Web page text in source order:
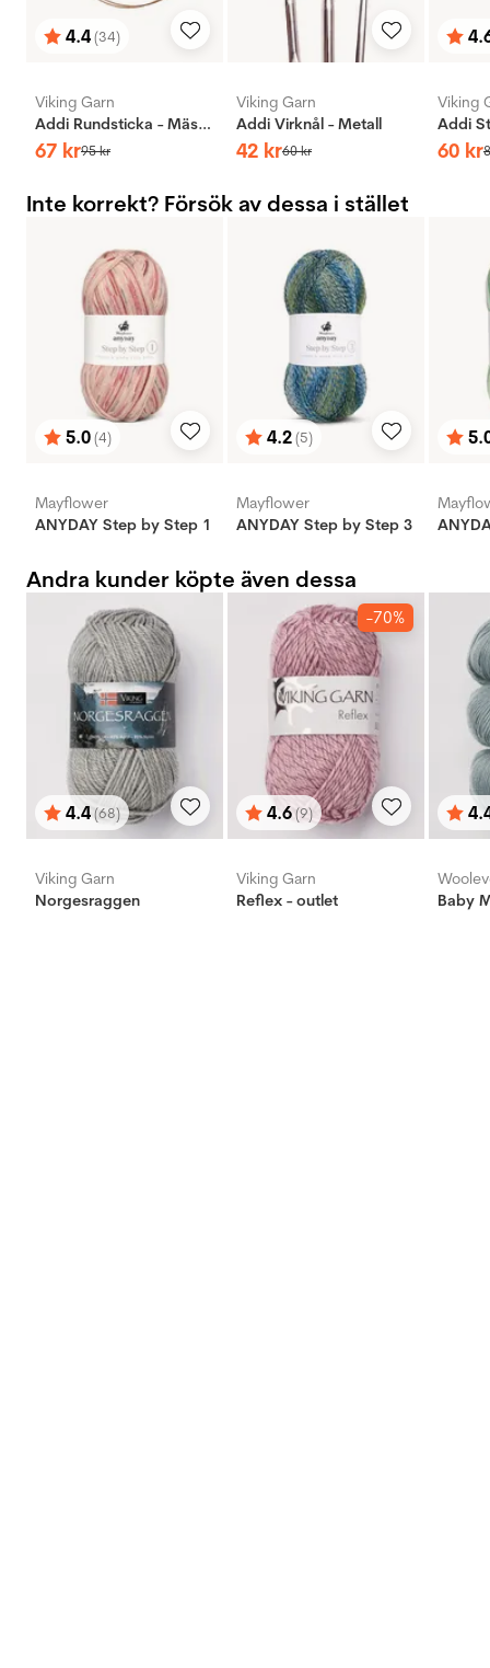
Betyg:
4.4(34)
utav 5 stjärnor
Viking Garn
Addi Rundsticka - Mässing
67 kr95kr
Viking Garn
Addi Virknål - Metall
42 kr60kr
utav
Viking
60 kr
Inte korrekt? Försök av dessa i stället
Betyg:
5.0(4)
utav 5 stjärnor
Mayflower
ANYDAY Step by Step 1
Betyg:
4.2(5)
utav 5 stjärnor
Mayflower
ANYDAY Step by Step 3
utav
Andra kunder köpte även dessa
Betyg:
4.4(68)
utav 5 stjärnor
Viking Garn
Norgesraggen
-70%
Betyg:
4.6(9)
utav 5 stjärnor
Viking Garn
Reflex - outlet
utav
Baby